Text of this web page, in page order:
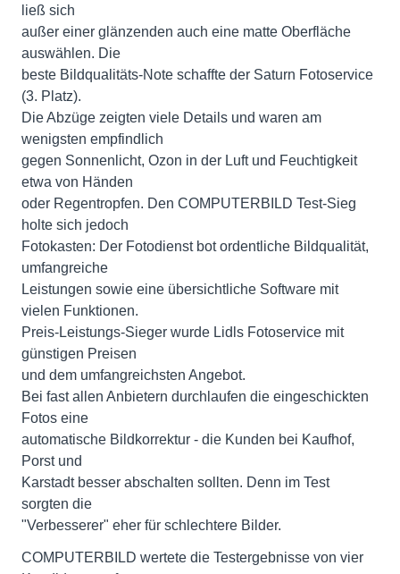
ließ sich
außer einer glänzenden auch eine matte Oberfläche
auswählen. Die
beste Bildqualitäts-Note schaffte der Saturn Fotoservice
(3. Platz).
Die Abzüge zeigten viele Details und waren am
wenigsten empfindlich
gegen Sonnenlicht, Ozon in der Luft und Feuchtigkeit
etwa von Händen
oder Regentropfen. Den COMPUTERBILD Test-Sieg
holte sich jedoch
Fotokasten: Der Fotodienst bot ordentliche Bildqualität,
umfangreiche
Leistungen sowie eine übersichtliche Software mit
vielen Funktionen.
Preis-Leistungs-Sieger wurde Lidls Fotoservice mit
günstigen Preisen
und dem umfangreichsten Angebot.
Bei fast allen Anbietern durchlaufen die eingeschickten
Fotos eine
automatische Bildkorrektur - die Kunden bei Kaufhof,
Porst und
Karstadt besser abschalten sollten. Denn im Test
sorgten die
"Verbesserer" eher für schlechtere Bilder.
COMPUTERBILD wertete die Testergebnisse von vier